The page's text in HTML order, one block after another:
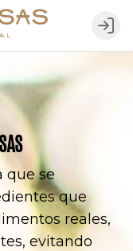
que se
que
reales,
evitando